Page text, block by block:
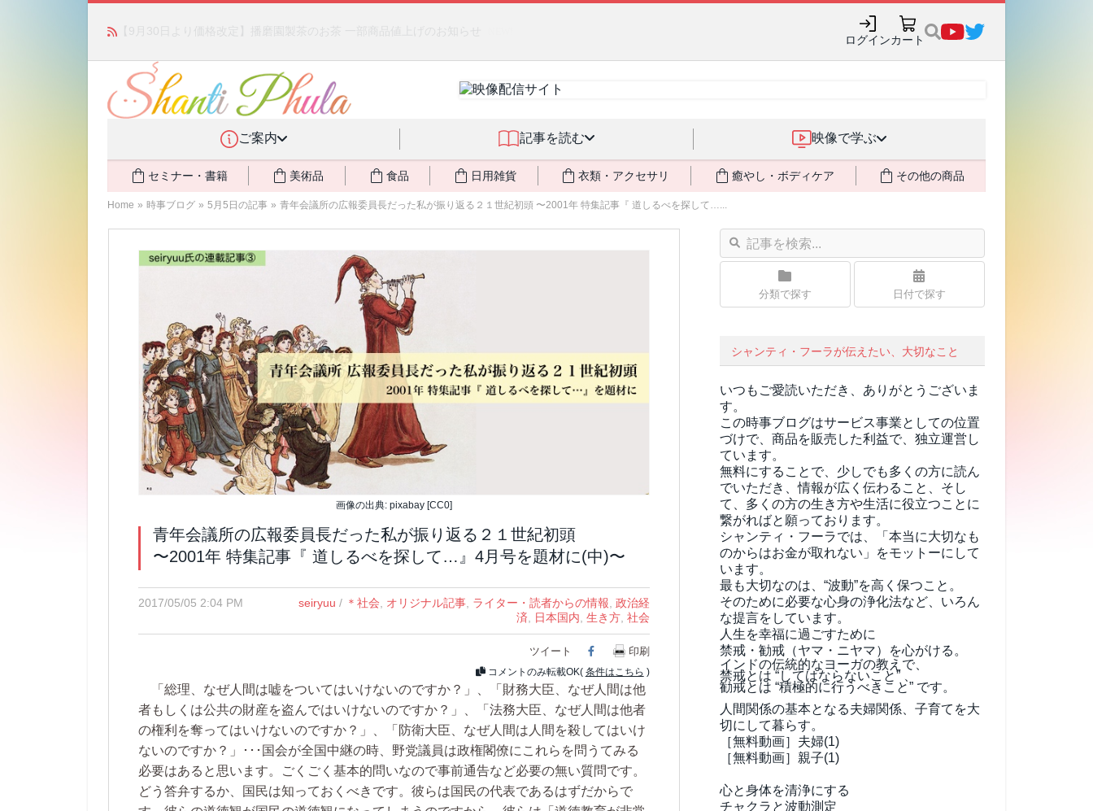
ログインカート
ご案内 記事を読む 映像で学ぶ
セミナー・書籍 美術品 食品 日用雑貨 衣類・アクセサリ 癒やし・ボディケア その他の商品
Home » 時事ブログ » 5月5日の記事 » 青年会議所の広報委員長だった私が振り返る２１世紀初頭 〜2001年 特集記事『 道しるべを探して…...
画像の出典: pixabay [CC0]
青年会議所の広報委員長だった私が振り返る２１世紀初頭
〜2001年 特集記事『 道しるべを探して…』4月号を題材に(中)〜
2017/05/05 2:04 PM seiryuu / ＊社会 オリジナル記事, ライター・読者からの情報 政治経
済
日本国内 生き方, 社会
ツイート Facebook
印刷
コメントのみ転載OK( 条件はこちら )
「総理、なぜ人間は嘘をついてはいけないのですか？」、「財務大臣、なぜ人間は他
者もしくは公共の財産を盗んではいけないのですか？」、「法務大臣、なぜ人間は他者
の権利を奪ってはいけないのですか？」、「防衛大臣、なぜ人間は人間を殺してはいけ
ないのですか？」･･･国会が全国中継の時、野党議員は政権閣僚にこれらを問うてみる
必要はあると思います。ごくごく基本的問いなので事前通告など必要の無い質問です。
どう答弁するか、国民は知っておくべきです。彼らは国民の代表であるはずだからで
分類で探す 日付で探す
シャンティ・フーラが伝えたい、大切なこと
いつもご愛読いただき、ありがとうございま
す。
この時事ブログはサービス事業としての位置
づけで、商品を販売した利益で、独立運営し
ています。
無料にすることで、少しでも多くの方に読ん
でいただき、情報が広く伝わること、そし
て、 多くの方の生き方や生活に役立つことに
繋がればと願っております。
シャンティ・フーラでは、「本当に大切なも
のからはお金が取れない」をモットーにして
います。
最も大切なのは、“波動”を高く保つこと。
そのために必要な心身の浄化法など、いろん
な提言をしています。
人生を幸福に過ごすために
禁戒・勧戒（ヤマ・ニヤマ）を心がける。
インドの伝統的なヨーガの教えで、
禁戒とは “してはならないこと” 、
勧戒とは “積極的に行うべきこと” です。
人間関係の基本となる夫婦関係、子育てを大
切にして暮らす。
［無料動画］夫婦(1)
［無料動画］親子(1)
心と身体を清浄にする
チャクラと波動測定